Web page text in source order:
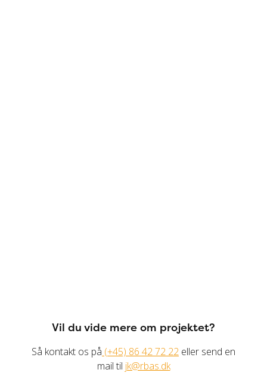
Vil du vide mere om projektet?
Så kontakt os på (+45) 86 42 72 22 eller send en
mail til jk@rbas.dk